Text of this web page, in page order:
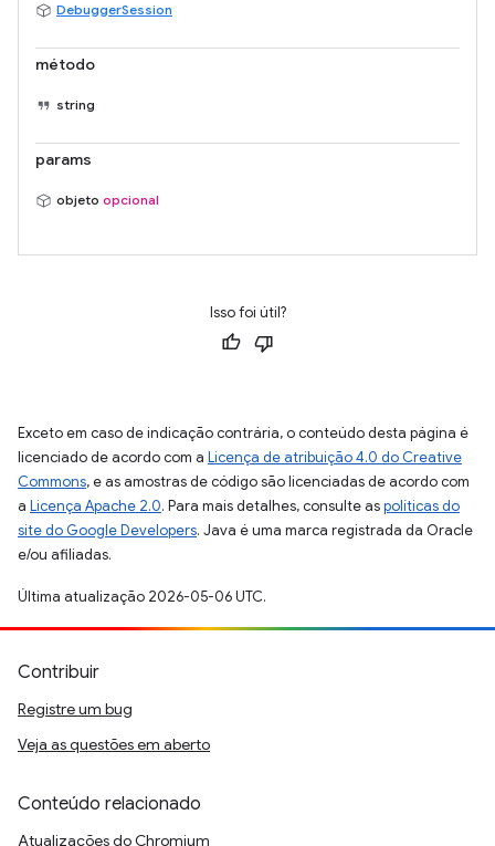
DebuggerSession
método
string
params
objeto opcional
Isso foi útil?
Exceto em caso de indicação contrária, o conteúdo desta página é
licenciado de acordo com a Licença de atribuição 4.0 do Creative
Commons, e as amostras de código são licenciadas de acordo com
a Licença Apache 2.0. Para mais detalhes, consulte aspolíticas do
site do Google Developers. Java é uma marca registrada da Oracle
e/ou afiliadas.
Última atualização 2026-05-06 UTC.
Contribuir
Registre um bug
Veja as questões em aberto
Conteúdo relacionado
Atualizações do Chromium